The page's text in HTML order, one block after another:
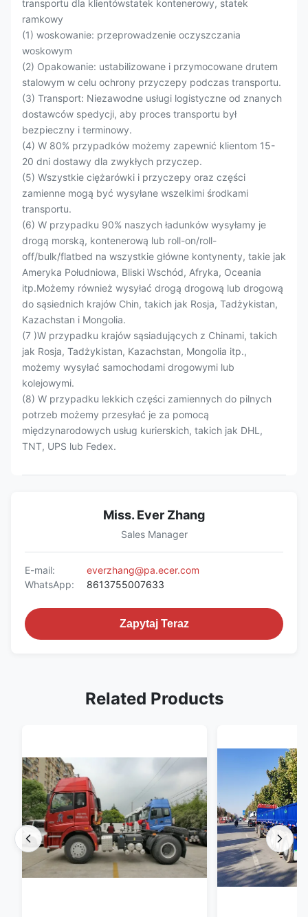
transportu dla klientówstatek kontenerowy, statek
ramkowy
(1) woskowanie: przeprowadzenie oczyszczania
woskowym
(2) Opakowanie: ustabilizowane i przymocowane drutem
stalowym w celu ochrony przyczepy podczas transportu.
(3) Transport: Niezawodne usługi logistyczne od znanych
dostawców spedycji, aby proces transportu był
bezpieczny i terminowy.
(4) W 80% przypadków możemy zapewnić klientom 15-
20 dni dostawy dla zwykłych przyczep.
(5) Wszystkie ciężarówki i przyczepy oraz części
zamienne mogą być wysyłane wszelkimi środkami
transportu.
(6) W przypadku 90% naszych ładunków wysyłamy je
drogą morską, kontenerową lub roll-on/roll-
off/bulk/flatbed na wszystkie główne kontynenty, takie jak
Ameryka Południowa, Bliski Wschód, Afryka, Oceania
itp.Możemy również wysyłać drogą drogową lub drogową
do sąsiednich krajów Chin, takich jak Rosja, Tadżykistan,
Kazachstan i Mongolia.
(7 )W przypadku krajów sąsiadujących z Chinami, takich
jak Rosja, Tadżykistan, Kazachstan, Mongolia itp.,
możemy wysyłać samochodami drogowymi lub
kolejowymi.
(8) W przypadku lekkich części zamiennych do pilnych
potrzeb możemy przesyłać je za pomocą
międzynarodowych usług kurierskich, takich jak DHL,
TNT, UPS lub Fedex.
Miss. Ever Zhang
Sales Manager
E-mail:
everzhang@pa.ecer.com
WhatsApp:
8613755007633
Zapytaj Teraz
Related Products